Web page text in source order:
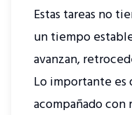
Estas tareas no
un tiempo
avanzan,
Lo importante es
acompañado con